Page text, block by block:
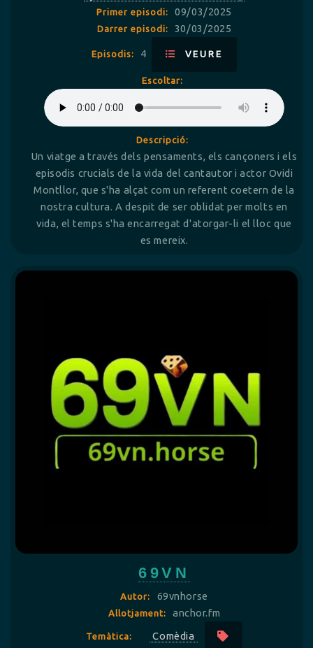
Primer episodi: 09/03/2025
Darrer episodi: 30/03/2025
Episodis: 4 VEURE
Escoltar:
Descripció:
Un viatge a través dels pensaments, els cançoners i els
episodis crucials de la vida del cantautor i actor Ovidi
Montllor, que s'ha alçat com un referent coetern de la
nostra cultura. A despit de ser oblidat per molts en
vida, el temps s'ha encarregat d'atorgar-li el lloc que
es mereix.
69VN
Autor: 69vnhorse
Allotjament: anchor.fm
Temàtica: Comèdia